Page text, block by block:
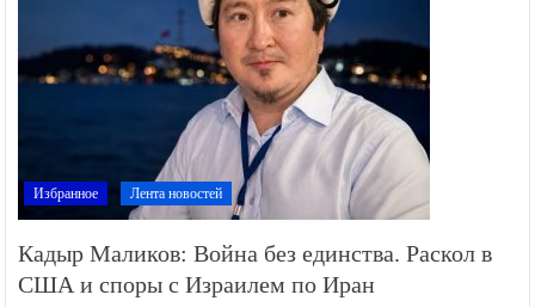
Избранное Лента новостей
Кадыр Маликов: Война без единства. Раскол в
США и споры с Израилем по Иран